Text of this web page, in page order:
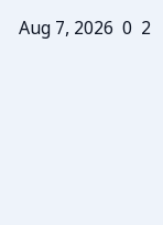
Aug 7, 2026 0 2